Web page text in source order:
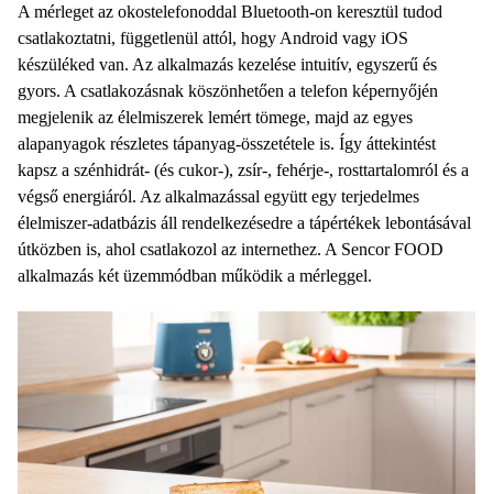
A mérleget az okostelefonoddal Bluetooth-on keresztül tudod
csatlakoztatni, függetlenül attól, hogy Android vagy iOS
készüléked van. Az alkalmazás kezelése intuitív, egyszerű és
gyors. A csatlakozásnak köszönhetően a telefon képernyőjén
megjelenik az élelmiszerek lemért tömege, majd az egyes
alapanyagok részletes tápanyag-összetétele is. Így áttekintést
kapsz a szénhidrát- (és cukor-), zsír-, fehérje-, rosttartalomról és a
végső energiáról. Az alkalmazással együtt egy terjedelmes
élelmiszer-adatbázis áll rendelkezésedre a tápértékek lebontásával
útközben is, ahol csatlakozol az internethez. A Sencor FOOD
alkalmazás két üzemmódban működik a mérleggel.